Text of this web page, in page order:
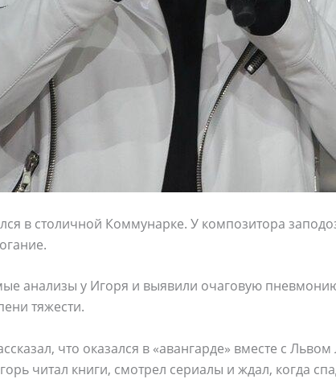
в столичной Коммунарке. У композитора
анализы у Игоря и выявили очаговую
тяжести.
что оказался в «авангарде» вместе с
читал книги, смотрел сериалы и ждал, когда